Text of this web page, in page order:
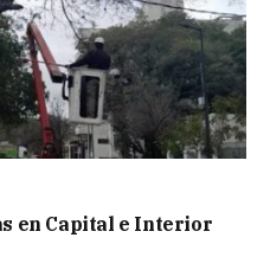
en Capital e Interior